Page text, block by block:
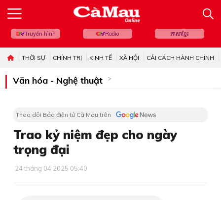
Truyền hình Radio ភាសាខ្មែរ
THỜI SỰ CHÍNH TRỊ KINH TẾ XÃ HỘI CẢI CÁCH HÀNH CHÍNH
Văn hóa - Nghệ thuật
Theo dõi Báo điện tử Cà Mau trên
Trao kỷ niệm đẹp cho ngày
trọng đại
24 tháng 04 2025 05:40